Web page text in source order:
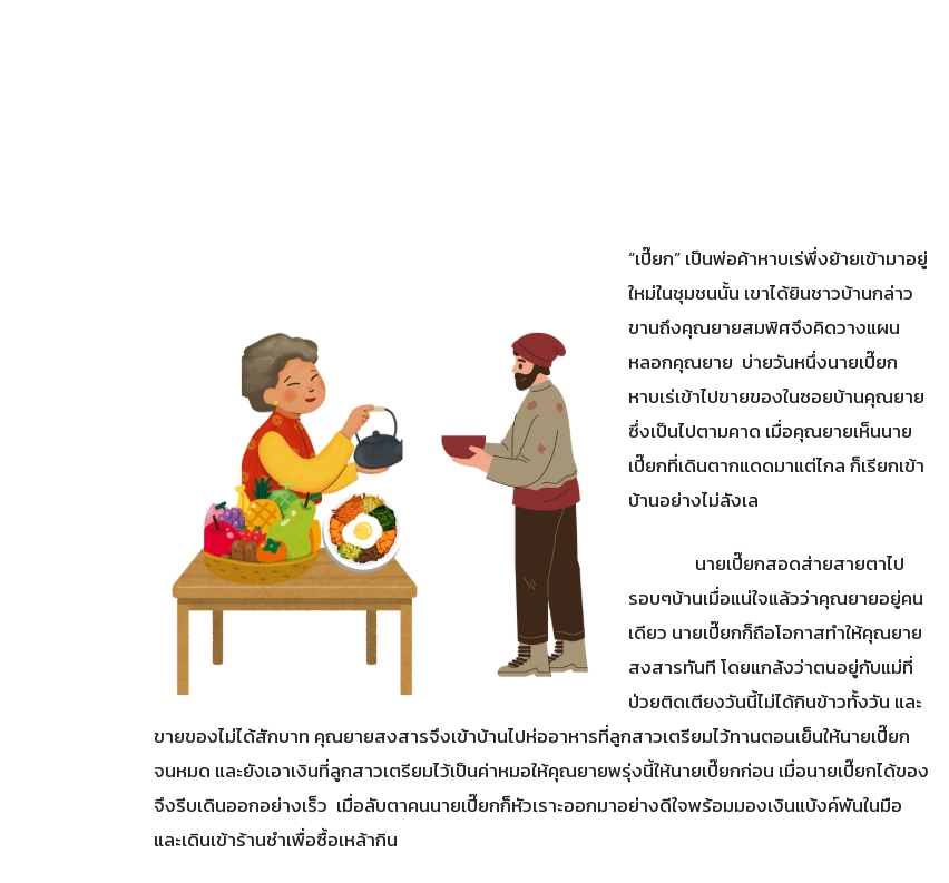
“เปี๊ยก” เป็นพ่อค้าหาบเร่พึ่งย้ายเข้ามาอยู่
ใหม่ในชุมชนนั้น เขาได้ยินชาวบ้านกล่าว
ขานถึงคุณยายสมพิศจึงคิดวางแผน
หลอกคุณยาย บ่ายวันหนึ่งนายเปี๊ยก
หาบเร่เข้าไปขายของในซอยบ้านคุณยาย
ซึ่งเป็นไปตามคาด เมื่อคุณยายเห็นนาย
เปี๊ยกที่เดินตากแดดมาแต่ไกล ก็เรียกเข้า
บ้านอย่างไม่ลังเล
นายเปี๊ยกสอดส่ายสายตาไป
รอบๆบ้านเมื่อแน่ใจแล้วว่าคุณยายอยู่คน
เดียว นายเปี๊ยกก็ถือโอกาสทำให้คุณยาย
สงสารทันที โดยแกล้งว่าตนอยู่กับแม่ที่
ป่วยติดเตียงวันนี้ไม่ได้กินข้าวทั้งวัน และ
ขายของไม่ได้สักบาท คุณยายสงสารจึงเข้าบ้านไปห่ออาหารที่ลูกสาวเตรียมไว้ทานตอนเย็นให้นายเปี๊ยก
จนหมด และยังเอาเงินที่ลูกสาวเตรียมไว้เป็นค่าหมอให้คุณยายพรุ่งนี้ให้นายเปี๊ยกก่อน เมื่อนายเปี๊ยกได้ของ
จึงรีบเดินออกอย่างเร็ว เมื่อลับตาคนนายเปี๊ยกก็หัวเราะออกมาอย่างดีใจพร้อมมองเงินแบ้งค์พันในมือ
และเดินเข้าร้านชำเพื่อซื้อเหล้ากิน